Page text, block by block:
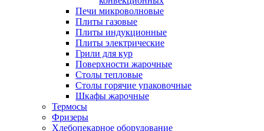
Печи микроволновые
Плиты газовые
Плиты индукционные
Плиты электрические
Грили для кур
Поверхности жарочные
Столы тепловые
Столы горячие упаковочные
Шкафы жарочные
Термосы
Фризеры
Хлебопекарное оборудование